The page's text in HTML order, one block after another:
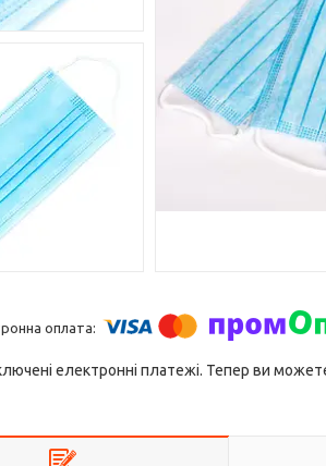
електронні платежі. Тепер ви